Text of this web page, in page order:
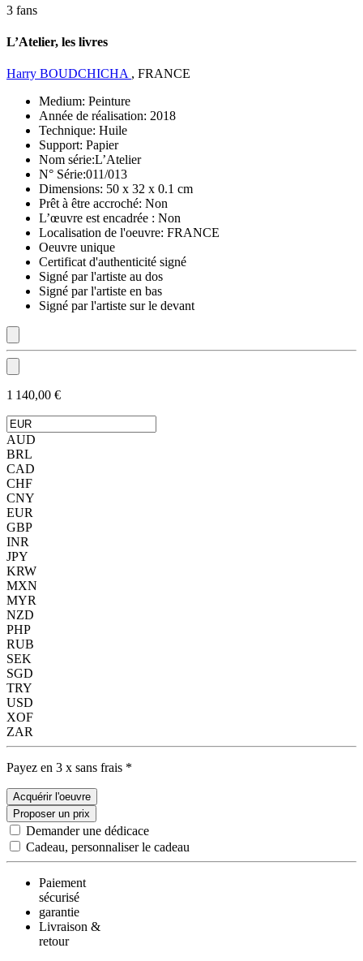
3 fans
L’Atelier, les livres
Harry BOUDCHICHA , FRANCE
Medium: Peinture
Année de réalisation: 2018
Technique: Huile
Support: Papier
Nom série:L’Atelier
N° Série:011/013
Dimensions: 50 x 32 x 0.1 cm
Prêt à être accroché: Non
L’œuvre est encadrée : Non
Localisation de l'oeuvre: FRANCE
Oeuvre unique
Certificat d'authenticité signé
Signé par l'artiste au dos
Signé par l'artiste en bas
Signé par l'artiste sur le devant
1 140,00 €
AUD
BRL
CAD
CHF
CNY
EUR
GBP
INR
JPY
KRW
MXN
MYR
NZD
PHP
RUB
SEK
SGD
TRY
USD
XOF
ZAR
Payez en 3 x sans frais *
Acquérir l'oeuvre
Proposer un prix
Demander une dédicace
Cadeau, personnaliser le cadeau
Paiement
sécurisé
garantie
Livraison &
retour